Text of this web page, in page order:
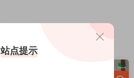
站点提示